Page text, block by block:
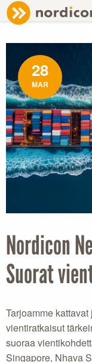
28
MAR
Nordicon
Suorat
Tarjoamme
vientiratkaisut
suoraa
Singapore, Nhava